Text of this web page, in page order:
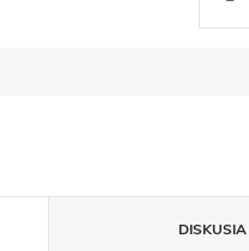
DISKUSIA